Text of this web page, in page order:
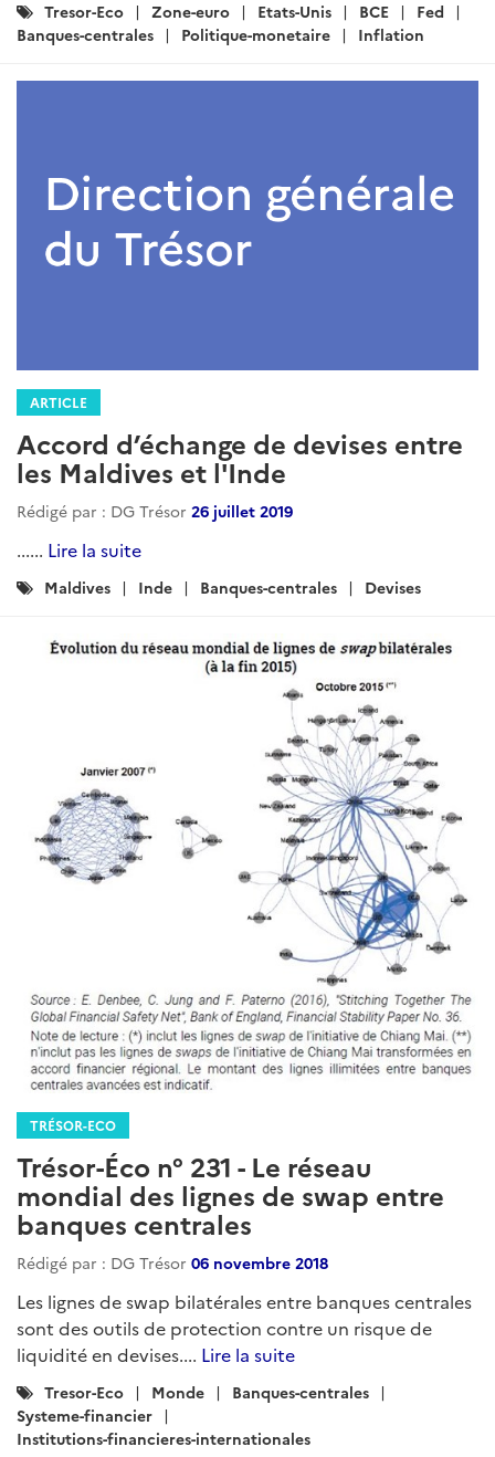
Catégories
:
Tresor-Eco Zone-euro Etats-Unis BCE
Fed
Banques-centrales
Politique-monetaire Inflation
ARTICLE
Accord d’échange de devises entre
les Maldives et l'Inde
Rédigé par : DG Trésor 26 juillet 2019
...... Lire la suite
Catégories
Maldives Inde Banques-centrales Devises
TRÉSOR-ECO
Trésor-Éco n° 231 - Le réseau
mondial des lignes de swap entre
banques centrales
Rédigé par : DG Trésor 06 novembre 2018
Les lignes de swap bilatérales entre banques centrales
sont des outils de protection contre un risque de
liquidité en devises.... Lire la suite
Catégories
:
Tresor-Eco Monde
Banques-centrales
Systeme-financier
Institutions-financieres-internationales